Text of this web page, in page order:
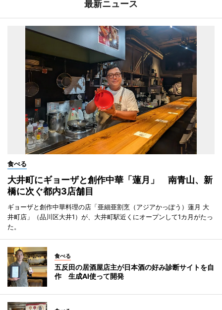
最新ニュース
食べる
大井町にギョーザと創作中華「蓮月」 南青山、新
橋に次ぐ都内3店舗目
ギョーザと創作中華料理の店「亜細亜割烹（アジアかっぽう）蓮月 大
井町店」（品川区大井1）が、大井町駅近くにオープンして1カ月がたっ
た。
食べる
五反田の居酒屋店主が日本酒の好み診断サイトを自
作 生成AI使って開発